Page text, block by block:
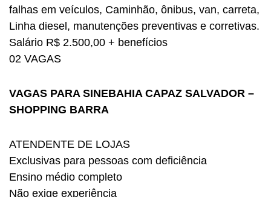
falhas em veículos, Caminhão, ônibus, van, carreta,
Linha diesel, manutenções preventivas e corretivas.
Salário R$ 2.500,00 + benefícios
02 VAGAS
VAGAS PARA SINEBAHIA CAPAZ SALVADOR –
SHOPPING BARRA
ATENDENTE DE LOJAS
Exclusivas para pessoas com deficiência
Ensino médio completo
Não exige experiência